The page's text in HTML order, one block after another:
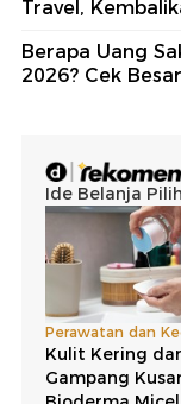
Travel,
Berapa Uang
2026? Cek